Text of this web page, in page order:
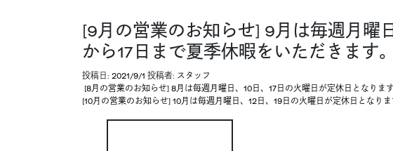
[9月の営業のお知らせ] 9月は毎週月曜
から17日まで夏季休暇をいただきます
投稿日: 2021/9/1 投稿者: スタッフ
投稿ナビゲーション
[8月の営業のお知らせ] 8月は毎週月曜日、10日、17日の火曜日が定休日となりま
[10月の営業のお知らせ] 10月は毎週月曜日、12日、19日の火曜日が定休日となり